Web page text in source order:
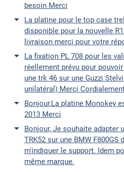
besoin Merci
La platine pour le top case
disponible pour la nouvelle
livraison merci pour votre
La fixation PL 708 pour les
réellement prévu pour
une trk 46 sur une Guzzi
unilatéral) Merci
Bonjour,La platine Monokey
2013 Merci
Bonjour, Je souhaite adapter
TRK52 sur une BMW F800GS
m'indiquer le support. Idem
même marque.